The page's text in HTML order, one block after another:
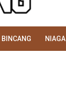
BINCANG NIAGA